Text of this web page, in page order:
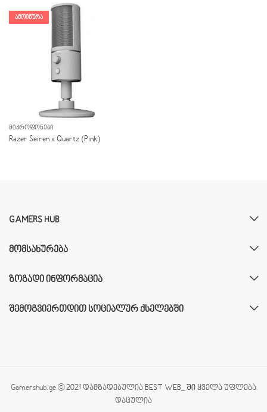
ᲐᲛᲝᲘᲬᲣᲠᲐ
ᲛᲘᲙᲠᲝᲤᲝᲜᲔᲑᲘ
Razer Seiren x Quartz (Pink)
GAMERS HUB
ᲛᲝᲛᲡᲐᲮᲣᲠᲔᲑᲐ
ᲖᲝᲒᲐᲓᲘ ᲘᲜᲤᲝᲠᲛᲐᲪᲘᲐ
ᲨᲔᲛᲝᲒᲕᲘᲔᲠᲗᲓᲘᲗ ᲡᲝᲪᲘᲐᲚᲣᲠ ᲥᲡᲔᲚᲔᲑᲨᲘ
Gamershub.ge © 2021 დამზადებულია BEST WEB_ ში ყველა უფლება
დაცულია